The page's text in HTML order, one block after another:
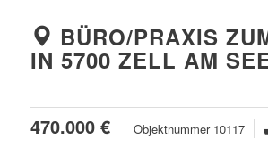
BÜRO/PRAXIS
IN 5700 ZELL AM
470.000 € Objektnummer 10117